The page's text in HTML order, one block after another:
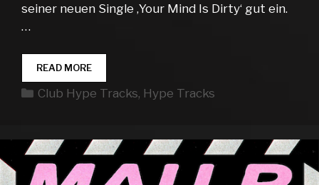
seiner neuen Single ‚Your Mind Is Dirty‘ gut ein.
…
READ MORECLUB
HYPE
TRACKS
Kategorien
Club Hype Tracks, Hype Tracks